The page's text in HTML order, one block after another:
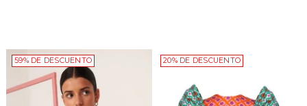
59% DE DESCUENTO 20% DE DESCUENTO